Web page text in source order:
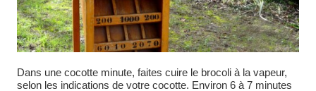
Dans une cocotte minute, faites cuire le brocoli à la vapeur,
selon les indications de votre cocotte. Environ 6 à 7 minutes